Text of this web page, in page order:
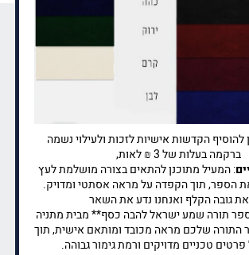
להוסיף הקדשות אישיות לזכות ולעילוי נשמה
ברקמה בעלות של 3 ₪ לאות,
: המעיל מתוכנן להתאים בצורה מושלמת לעץ
הספר, תוך הקפדה על מראה אסתטי ומדויק.
את גובה הקלף ואנחנו נדע את השאר
תורה שמע ישראל להבה כסף** מבית מתניה
התורה שלכם מראה מכובד ומותאם אישית, תוך
טכניים מדויקים ורמת גימור גבוהה.